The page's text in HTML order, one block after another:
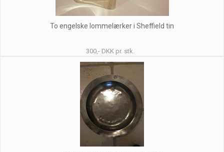
To engelske lommelærker i Sheffield tin
300,- DKK pr. stk.